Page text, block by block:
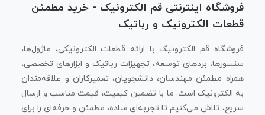
فروشگاه اینترنتی قم الکترونیک - خرید مطمئن
قطعات الکترونیک و رباتیک
فروشگاه قم الکترونیک با ارائه قطعات الکترونیکی، ماژول‌ها،
سنسورها، بردهای توسعه، تجهیزات رباتیک و ابزارهای تخصصی،
همراه مطمئن مهندسان، دانشجویان، تعمیرکاران و علاقه‌مندان
به الکترونیک است. ما با تضمین کیفیت، قیمت مناسب و ارسال
سریع، تلاش می‌کنیم تا تجربه‌ای ساده، مطمئن و حرفه‌ای را برای